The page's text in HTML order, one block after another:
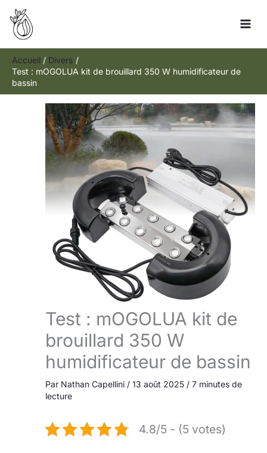
Aller
contenu
Accueil
Divers
Test : mOGOLUA kit de brouillard 350 W humidificateur de
bassin
Test : mOGOLUA kit de
brouillard 350 W
humidificateur de bassin
Par Nathan Capellini / 13 août 2025 / 7 minutes de
lecture
4.8/5 - (5 votes)
R
e
h
e